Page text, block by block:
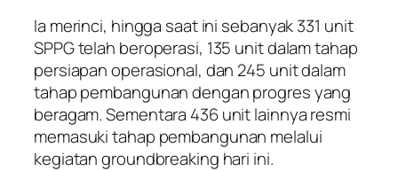
Ia merinci, hingga saat ini sebanyak 331 unit
SPPG telah beroperasi, 135 unit dalam tahap
persiapan operasional, dan 245 unit dalam
tahap pembangunan dengan progres yang
beragam. Sementara 436 unit lainnya resmi
memasuki tahap pembangunan melalui
kegiatan groundbreaking hari ini.